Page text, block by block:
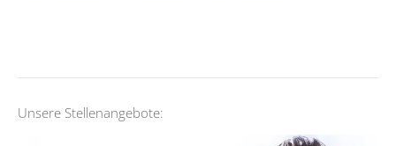
Unsere Stellenangebote: